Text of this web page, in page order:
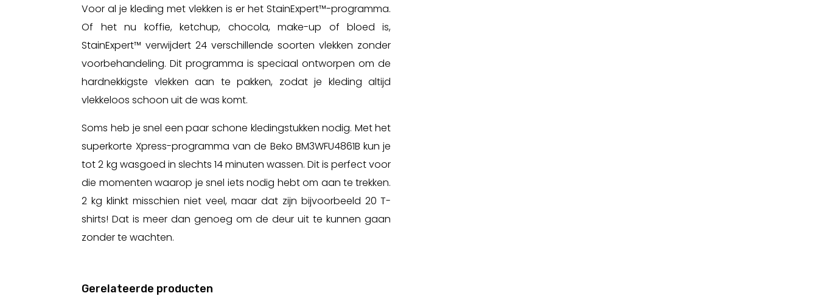
Voor al je kleding met vlekken is er het StainExpert™-programma.
Of het nu koffie, ketchup, chocola, make-up of bloed is,
StainExpert™ verwijdert 24 verschillende soorten vlekken zonder
voorbehandeling. Dit programma is speciaal ontworpen om de
hardnekkigste vlekken aan te pakken, zodat je kleding altijd
vlekkeloos schoon uit de was komt.
Soms heb je snel een paar schone kledingstukken nodig. Met het
superkorte Xpress-programma van de Beko BM3WFU4861B kun je
tot 2 kg wasgoed in slechts 14 minuten wassen. Dit is perfect voor
die momenten waarop je snel iets nodig hebt om aan te trekken.
2 kg klinkt misschien niet veel, maar dat zijn bijvoorbeeld 20 T-
shirts! Dat is meer dan genoeg om de deur uit te kunnen gaan
zonder te wachten.
Gerelateerde producten